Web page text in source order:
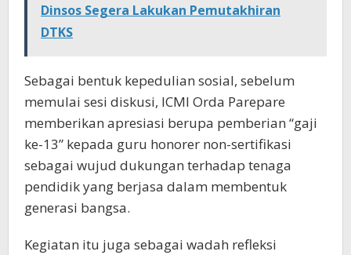
Dinsos Segera Lakukan Pemutakhiran
DTKS
Sebagai bentuk kepedulian sosial, sebelum
memulai sesi diskusi, ICMI Orda Parepare
memberikan apresiasi berupa pemberian “gaji
ke-13” kepada guru honorer non-sertifikasi
sebagai wujud dukungan terhadap tenaga
pendidik yang berjasa dalam membentuk
generasi bangsa.
Kegiatan itu juga sebagai wadah refleksi